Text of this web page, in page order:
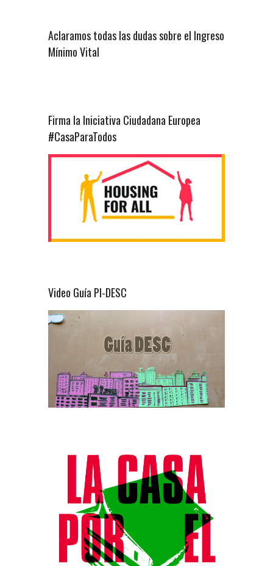
Aclaramos todas las dudas sobre el Ingreso
Mínimo Vital
Firma la Iniciativa Ciudadana Europea
#CasaParaTodos
Video Guía PI-DESC